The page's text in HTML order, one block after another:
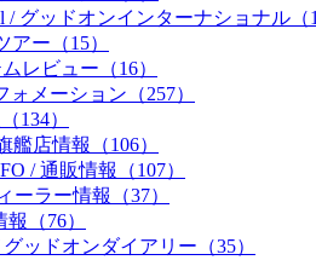
/ グッドオンインターナショナル（
アー（15）
レビュー（16）
メーション（257）
134）
艦店情報（106）
/ 通販情報（107）
ーラー情報（37）
（76）
ッドオンダイアリー（35）